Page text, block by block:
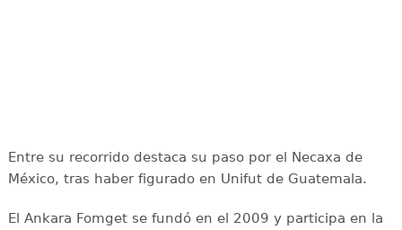
Entre su recorrido destaca su paso por el Necaxa de
México, tras haber figurado en Unifut de Guatemala.
El Ankara Fomget se fundó en el 2009 y participa en la